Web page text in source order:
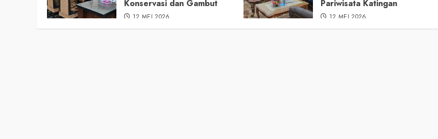
Konservasi dan Gambut
12 MEI 2026
Pariwisata Katingan
12 MEI 2026